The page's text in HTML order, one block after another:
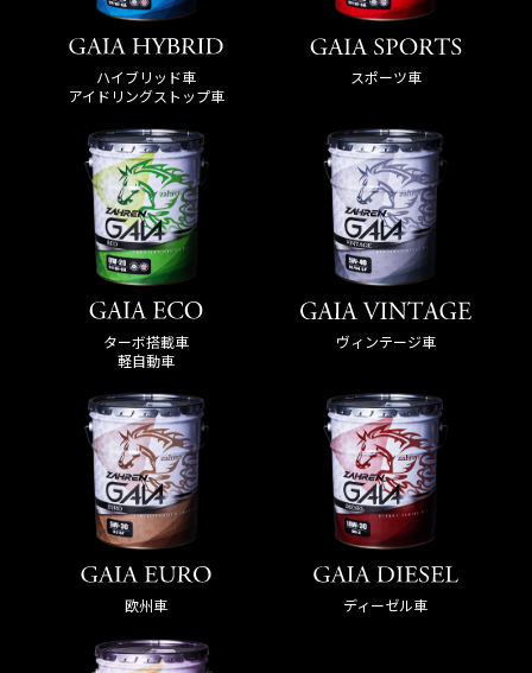
ハイブリッド車
アイドリングストップ車
スポーツ車
ターボ搭載車
軽自動車
ヴィンテージ車
欧州車 ディーゼル車